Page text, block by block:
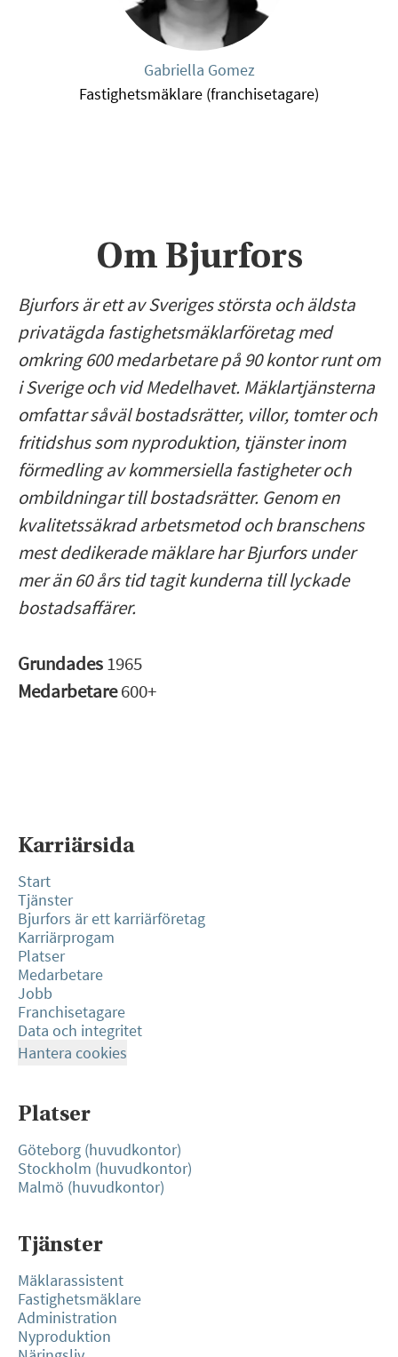
Gabriella Gomez
Fastighetsmäklare (franchisetagare)
Om Bjurfors
Bjurfors är ett av Sveriges största och äldsta
privatägda fastighetsmäklarföretag med
omkring 600 medarbetare på 90 kontor runt om
i Sverige och vid Medelhavet. Mäklartjänsterna
omfattar såväl bostadsrätter, villor, tomter och
fritidshus som nyproduktion, tjänster inom
förmedling av kommersiella fastigheter och
ombildningar till bostadsrätter. Genom en
kvalitetssäkrad arbetsmetod och branschens
mest dedikerade mäklare har Bjurfors under
mer än 60 års tid tagit kunderna till lyckade
bostadsaffärer.
Grundades1965
Medarbetare600+
Karriärsida
Start
Tjänster
Bjurfors är ett karriärföretag
Karriärprogam
Platser
Medarbetare
Jobb
Franchisetagare
Data och integritet
Hantera cookies
Platser
Göteborg (huvudkontor)
Stockholm (huvudkontor)
Malmö (huvudkontor)
Tjänster
Mäklarassistent
Fastighetsmäklare
Administration
Nyproduktion